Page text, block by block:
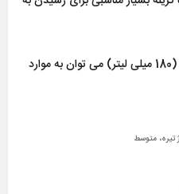
از دیگر ویژگی های اکسیدان 6% وینا (180 میلی لیتر) می توان به موارد
تیره، متوسط